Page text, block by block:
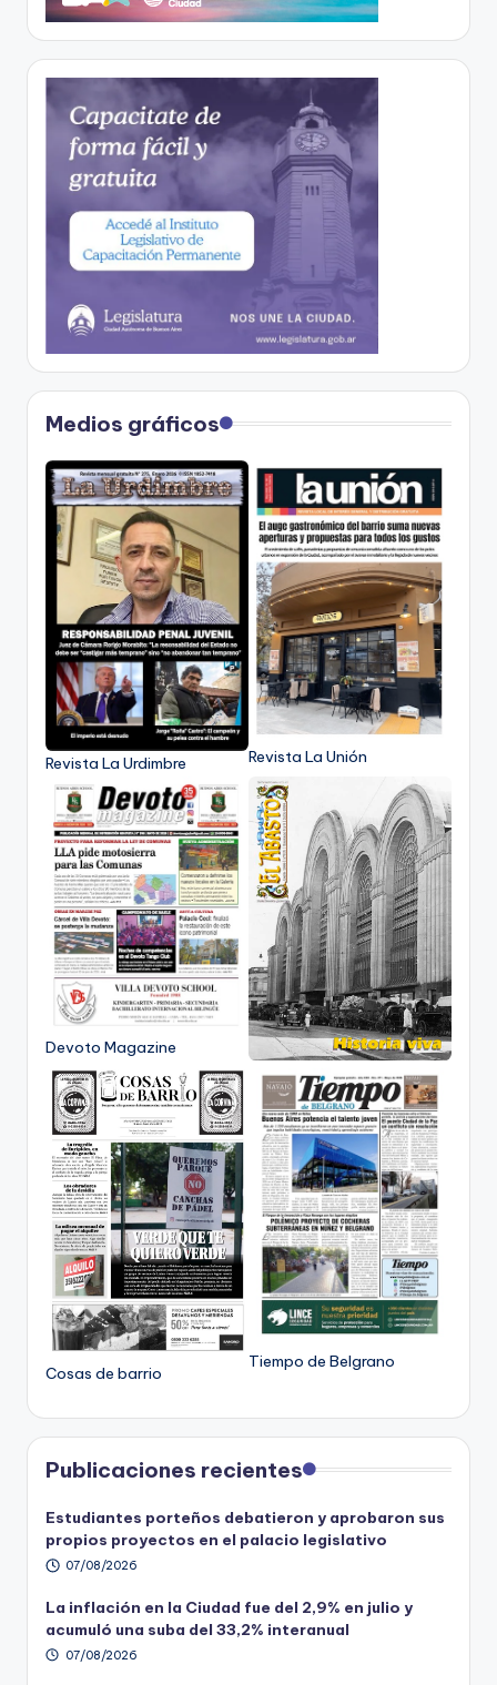
Medios gráficos
Revista La Urdimbre Revista La Unión
Devoto Magazine
Cosas de barrio
Tiempo de Belgrano
Publicaciones recientes
Estudiantes porteños debatieron y aprobaron sus
propios proyectos en el palacio legislativo
07/08/2026
La inflación en la Ciudad fue del 2,9% en julio y
acumuló una suba del 33,2% interanual
07/08/2026